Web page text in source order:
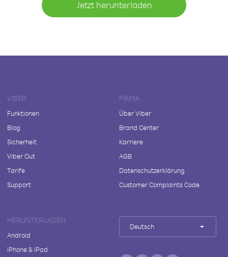
Jetzt herunterladen
VIBER
Funktionen
Blog
Sicherheit
Viber Out
Tarife
Support
FIRMA
Über Viber
Brand Center
Karriere
AGB
Datenschutzerklärung
Customer Complaints Code
HERUNTERLADEN
Android
iPhone & iPad
Deutsch